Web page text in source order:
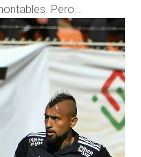
Pero…